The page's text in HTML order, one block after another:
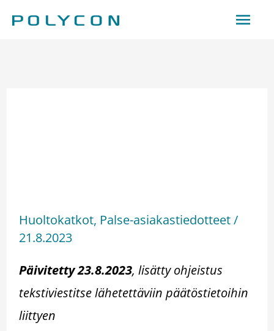
Huoltokatkot, Palse-asiakastiedotteet/
21.8.2023
Päivitetty 23.8.2023, lisätty ohjeistus
tekstiviestitse lähetettäviin päätöstietoihin
liittyen